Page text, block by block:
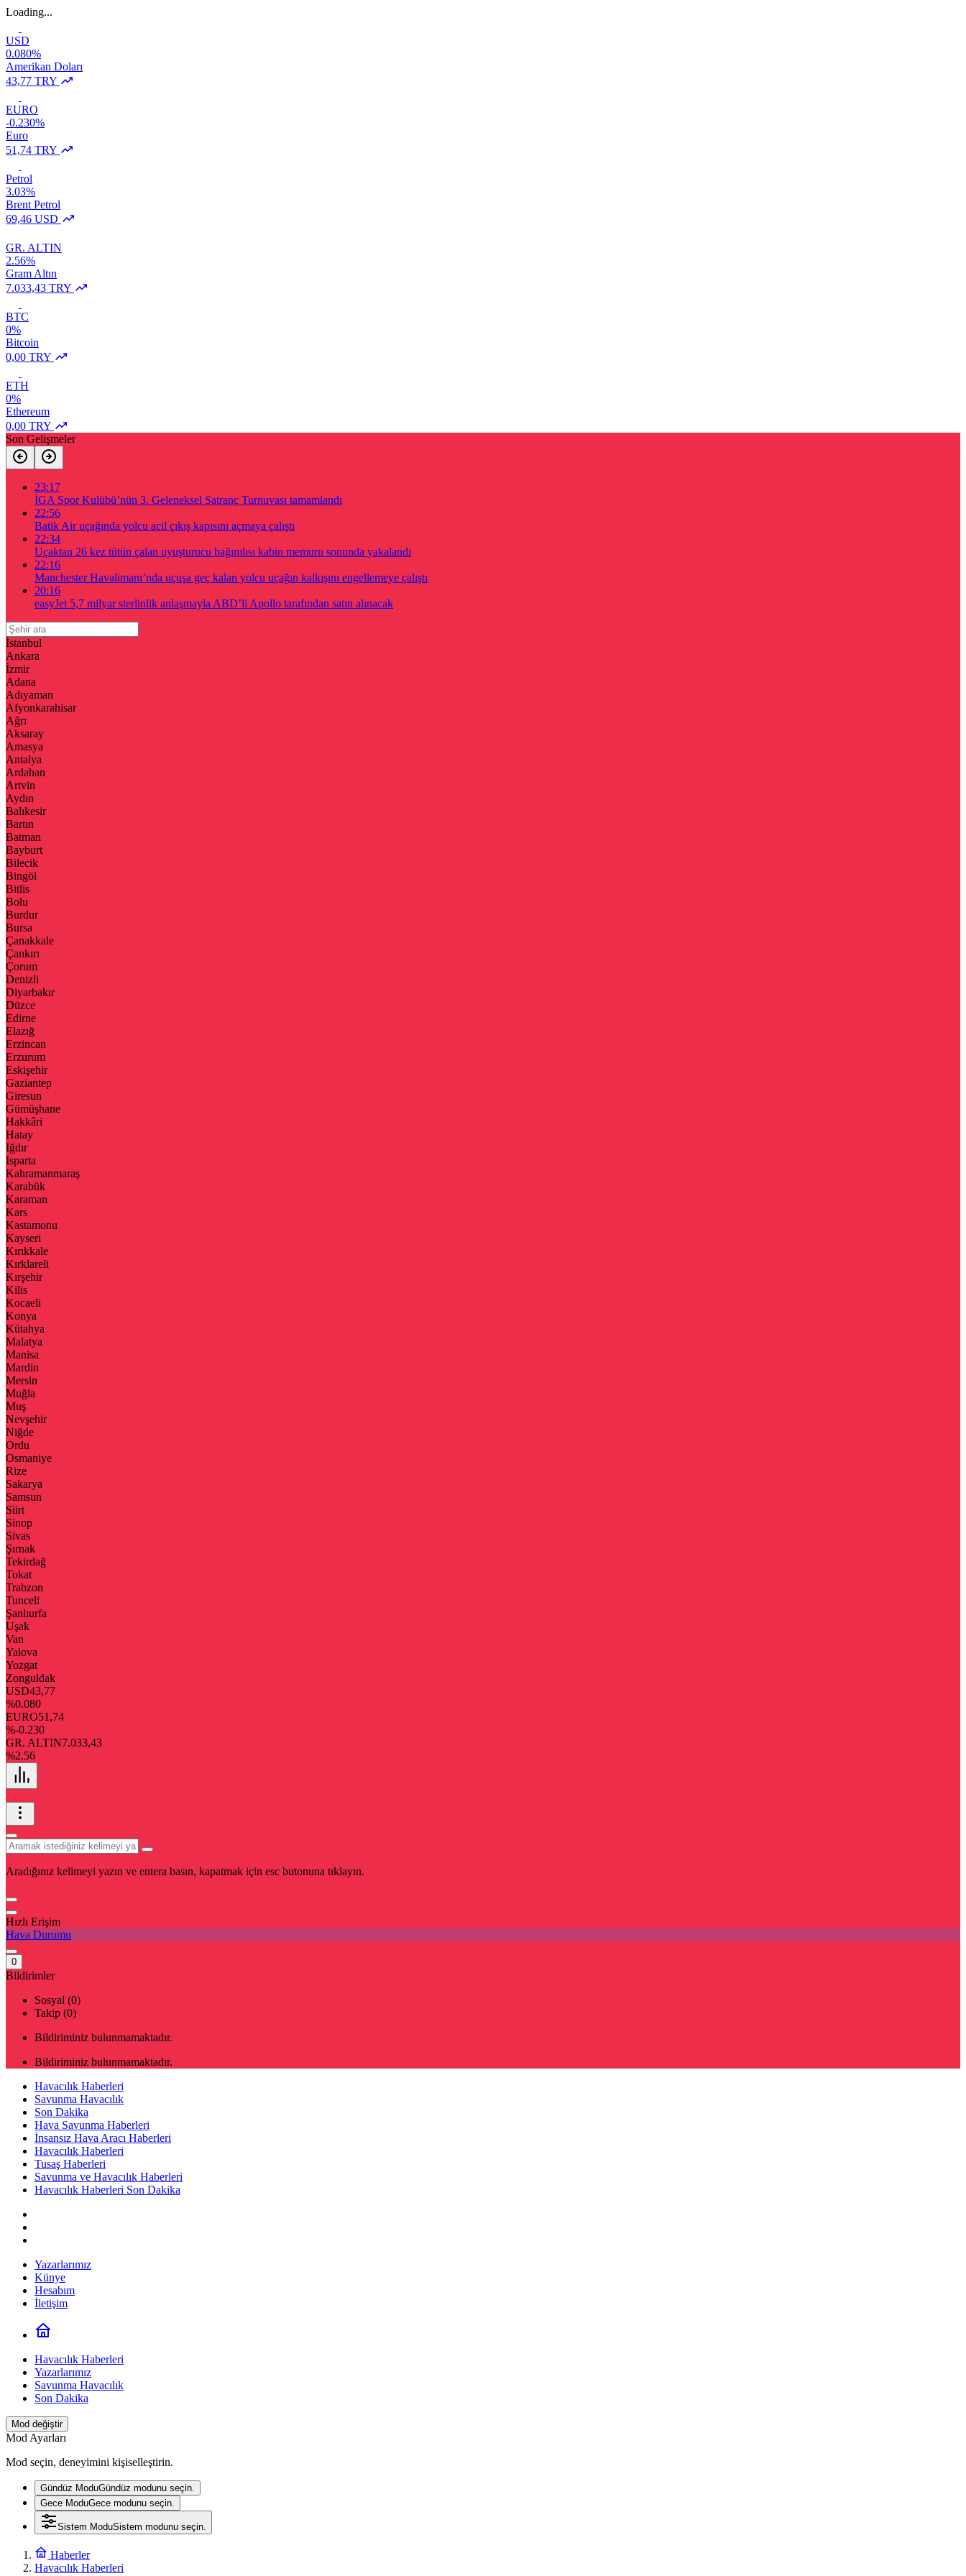
Loading...
USD
0.080%
Amerikan Doları
43,77 TRY
EURO
-0.230%
Euro
51,74 TRY
Petrol
3.03%
Brent Petrol
69,46 USD
GR. ALTIN
2.56%
Gram Altın
7.033,43 TRY
BTC
0%
Bitcoin
0,00 TRY
ETH
0%
Ethereum
0,00 TRY
Son Gelişmeler
23:17
İGA Spor Kulübü’nün 3. Geleneksel Satranç Turnuvası tamamlandı
22:56
Batik Air uçağında yolcu acil çıkış kapısını açmaya çalıştı
22:34
Uçaktan 26 kez tütün çalan uyuşturucu bağımlısı kabin memuru sonunda yakalandı
22:16
Manchester Havalimanı’nda uçuşa geç kalan yolcu uçağın kalkışını engellemeye çalıştı
20:16
easyJet 5,7 milyar sterlinlik anlaşmayla ABD’li Apollo tarafından satın alınacak
İstanbul
Ankara
İzmir
Adana
Adıyaman
Afyonkarahisar
Ağrı
Aksaray
Amasya
Antalya
Ardahan
Artvin
Aydın
Balıkesir
Bartın
Batman
Bayburt
Bilecik
Bingöl
Bitlis
Bolu
Burdur
Bursa
Çanakkale
Çankırı
Çorum
Denizli
Diyarbakır
Düzce
Edirne
Elazığ
Erzincan
Erzurum
Eskişehir
Gaziantep
Giresun
Gümüşhane
Hakkâri
Hatay
Iğdır
Isparta
Kahramanmaraş
Karabük
Karaman
Kars
Kastamonu
Kayseri
Kırıkkale
Kırklareli
Kırşehir
Kilis
Kocaeli
Konya
Kütahya
Malatya
Manisa
Mardin
Mersin
Muğla
Muş
Nevşehir
Niğde
Ordu
Osmaniye
Rize
Sakarya
Samsun
Siirt
Sinop
Sivas
Şırnak
Tekirdağ
Tokat
Trabzon
Tunceli
Şanlıurfa
Uşak
Van
Yalova
Yozgat
Zonguldak
USD43,77
%0.080
EURO51,74
%-0.230
GR. ALTIN7.033,43
%2.56
Aradığınız kelimeyi yazın ve entera basın, kapatmak için esc butonuna tıklayın.
Hızlı Erişim
Hava Durumu
0
Bildirimler
Sosyal (0)
Takip (0)
Bildiriminiz bulunmamaktadır.
Bildiriminiz bulunmamaktadır.
Havacılık Haberleri
Savunma Havacılık
Son Dakika
Hava Savunma Haberleri
İnsansız Hava Aracı Haberleri
Havacılık Haberleri
Tusaş Haberleri
Savunma ve Havacılık Haberleri
Havacılık Haberleri Son Dakika
Yazarlarımız
Künye
Hesabım
İletişim
Havacılık Haberleri
Yazarlarımız
Savunma Havacılık
Son Dakika
Mod değiştir
Mod Ayarları
Mod seçin, deneyimini kişiselleştirin.
Gündüz ModuGündüz modunu seçin.
Gece ModuGece modunu seçin.
Sistem ModuSistem modunu seçin.
Haberler
Havacılık Haberleri